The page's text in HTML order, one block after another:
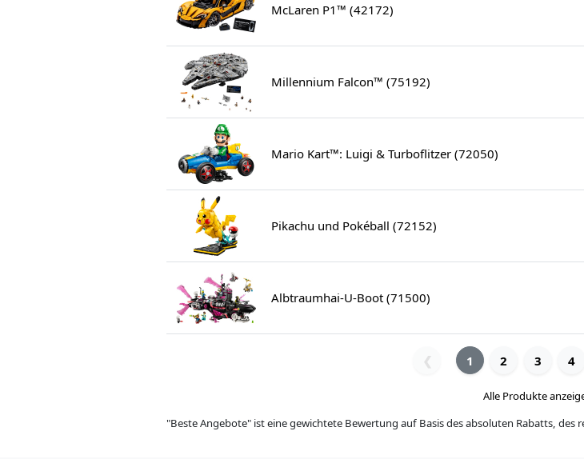
McLaren P1™ (42172)
Millennium Falcon™ (75192)
Mario Kart™: Luigi & Turboflitzer (72050)
Pikachu und Pokéball (72152)
Albtraumhai-U-Boot (71500)
❮ 1 2 3 4
Alle Produkte
"Beste Angebote" ist eine gewichtete Bewertung auf Basis des absoluten Rabatts,